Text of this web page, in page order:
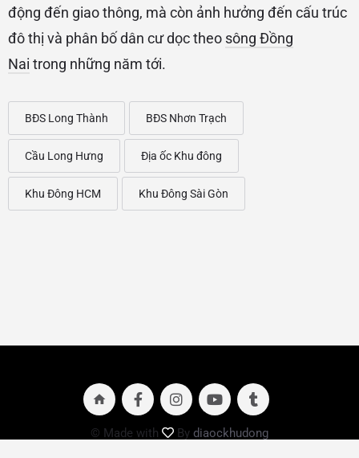
động đến giao thông, mà còn ảnh hưởng đến cấu trúc
đô thị và phân bố dân cư dọc theo sông Đồng
Nai trong những năm tới.
BĐS Long Thành BĐS Nhơn Trạch
Cầu Long Hưng Địa ốc Khu đông
Khu Đông HCM Khu Đông Sài Gòn
© Made with By diaockhudong